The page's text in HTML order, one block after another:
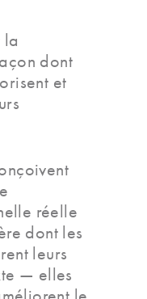
la
dont
et
réelle
dont les
leurs
— elles